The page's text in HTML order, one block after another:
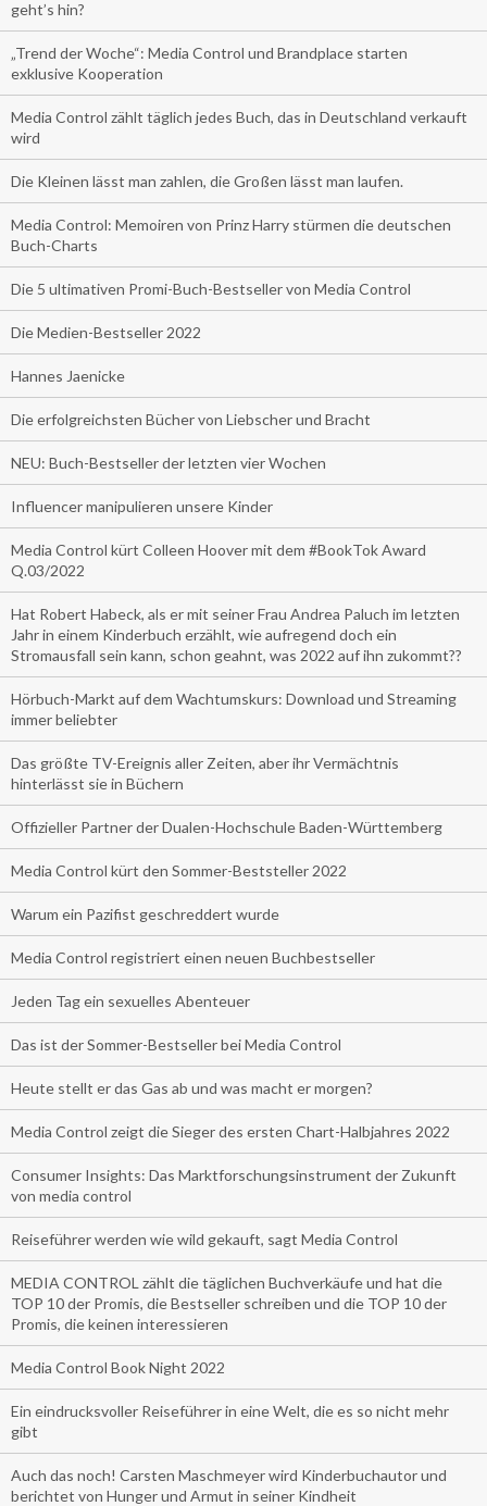
geht’s hin?
„Trend der Woche“: Media Control und Brandplace starten
exklusive Kooperation
Media Control zählt täglich jedes Buch, das in Deutschland verkauft
wird
Die Kleinen lässt man zahlen, die Großen lässt man laufen.
Media Control: Memoiren von Prinz Harry stürmen die deutschen
Buch-Charts
Die 5 ultimativen Promi-Buch-Bestseller von Media Control
Die Medien-Bestseller 2022
Hannes Jaenicke
Die erfolgreichsten Bücher von Liebscher und Bracht
NEU: Buch-Bestseller der letzten vier Wochen
Influencer manipulieren unsere Kinder
Media Control kürt Colleen Hoover mit dem #BookTok Award
Q.03/2022
Hat Robert Habeck, als er mit seiner Frau Andrea Paluch im letzten
Jahr in einem Kinderbuch erzählt, wie aufregend doch ein
Stromausfall sein kann, schon geahnt, was 2022 auf ihn zukommt??
Hörbuch-Markt auf dem Wachtumskurs: Download und Streaming
immer beliebter
Das größte TV-Ereignis aller Zeiten, aber ihr Vermächtnis
hinterlässt sie in Büchern
Offizieller Partner der Dualen-Hochschule Baden-Württemberg
Media Control kürt den Sommer-Beststeller 2022
Warum ein Pazifist geschreddert wurde
Media Control registriert einen neuen Buchbestseller
Jeden Tag ein sexuelles Abenteuer
Das ist der Sommer-Bestseller bei Media Control
Heute stellt er das Gas ab und was macht er morgen?
Media Control zeigt die Sieger des ersten Chart-Halbjahres 2022
Consumer Insights: Das Marktforschungsinstrument der Zukunft
von media control
Reiseführer werden wie wild gekauft, sagt Media Control
MEDIA CONTROL zählt die täglichen Buchverkäufe und hat die
TOP 10 der Promis, die Bestseller schreiben und die TOP 10 der
Promis, die keinen interessieren
Media Control Book Night 2022
Ein eindrucksvoller Reiseführer in eine Welt, die es so nicht mehr
gibt
Auch das noch! Carsten Maschmeyer wird Kinderbuchautor und
berichtet von Hunger und Armut in seiner Kindheit